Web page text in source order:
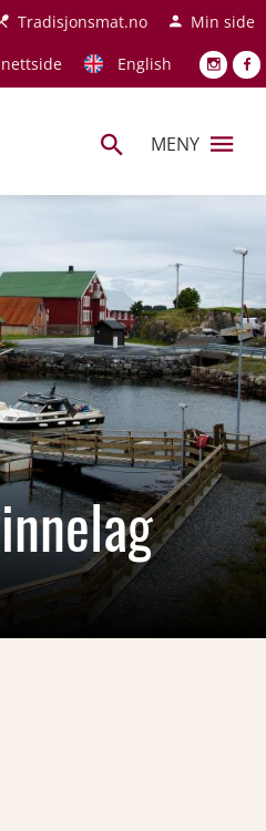
Tradisjonsmat.no
Min side
English
MENY